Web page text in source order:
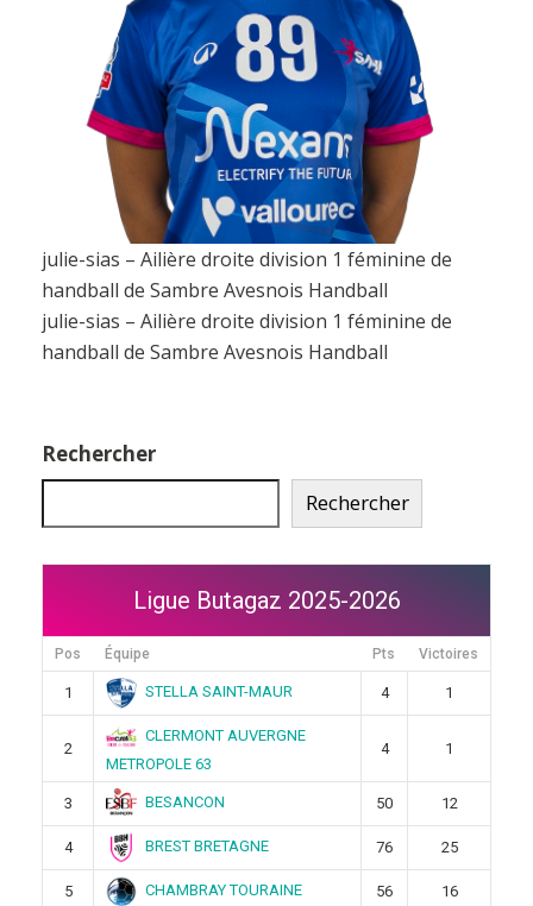
julie-sias – Ailière droite division 1 féminine de
handball de Sambre Avesnois Handball
julie-sias – Ailière droite division 1 féminine de
handball de Sambre Avesnois Handball
Rechercher
Rechercher
Ligue Butagaz 2025-2026
Pos Équipe Pts Victoires
1 STELLA SAINT-MAUR 4 1
2
CLERMONT AUVERGNE
METROPOLE 63
4 1
3 BESANCON 50 12
4 BREST BRETAGNE 76 25
5 CHAMBRAY TOURAINE 56 16